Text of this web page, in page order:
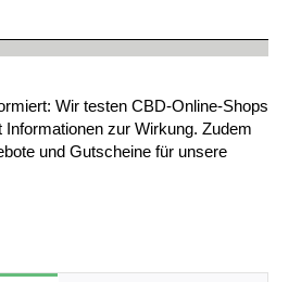
Wir testen CBD-Online-Shops
Informationen zur Wirkung. Zudem
und Gutscheine für unsere